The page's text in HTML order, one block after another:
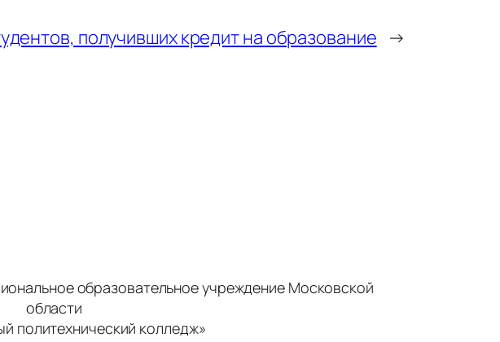
получивших кредит на образование →
образовательное учреждение Московской
области
политехнический колледж»